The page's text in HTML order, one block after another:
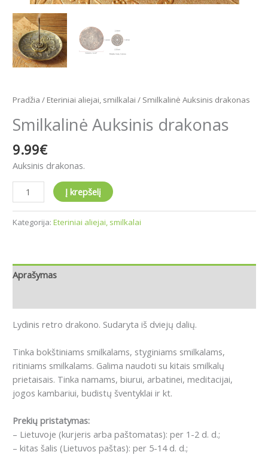
Pradžia / Eteriniai aliejai, smilkalai / Smilkalinė Auksinis drakonas
Smilkalinė Auksinis drakonas
9.99€
Auksinis drakonas.
Į krepšelį
Kategorija: Eteriniai aliejai, smilkalai
Aprašymas
Lydinis retro drakono. Sudaryta iš dviejų dalių.
Tinka bokštiniams smilkalams, styginiams smilkalams,
ritiniams smilkalams. Galima naudoti su kitais smilkalų
prietaisais. Tinka namams, biurui, arbatinei, meditacijai,
jogos kambariui, budistų šventyklai ir kt.
Prekių pristatymas:
– Lietuvoje (kurjeris arba paštomatas): per 1-2 d. d.;
– kitas šalis (Lietuvos paštas): per 5-14 d. d.;